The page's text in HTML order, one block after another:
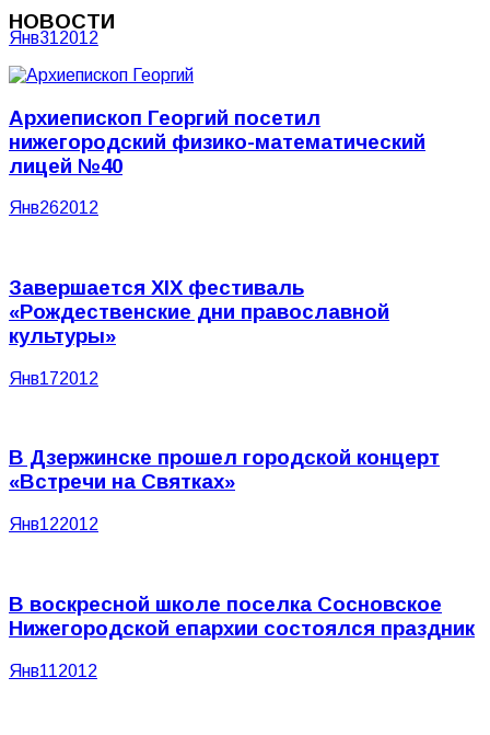
НОВОСТИ
Янв312012
Архиепископ Георгий посетил
нижегородский физико-математический
лицей №40
Янв262012
Завершается XIX фестиваль
«Рождественские дни православной
культуры»
Янв172012
В Дзержинске прошел городской концерт
«Встречи на Святках»
Янв122012
В воскресной школе поселка Сосновское
Нижегородской епархии состоялся праздник
Янв112012